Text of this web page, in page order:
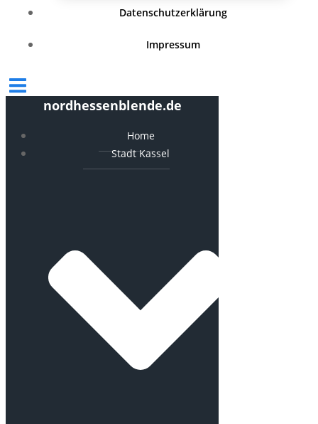
Datenschutzerklärung
Impressum
nordhessenblende.de
Home
Stadt Kassel